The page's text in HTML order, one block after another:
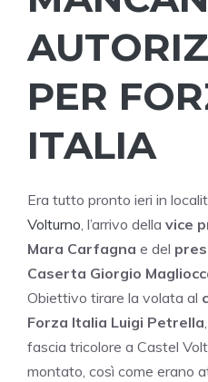
PER
ITALIA
Era tutto pronto ieri in
Volturno, l’arrivo della vice
Mara Carfagna e del
Caserta Giorgio
Obiettivo tirare la volata al
Forza Italia Luigi Petrella
fascia tricolore a Castel
montato, così come erano